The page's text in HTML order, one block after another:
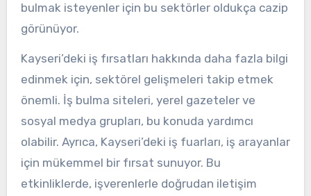
bulmak isteyenler için bu sektörler oldukça cazip
görünüyor.
Kayseri’deki iş fırsatları hakkında daha fazla bilgi
edinmek için, sektörel gelişmeleri takip etmek
önemli. İş bulma siteleri, yerel gazeteler ve
sosyal medya grupları, bu konuda yardımcı
olabilir. Ayrıca, Kayseri’deki iş fuarları, iş arayanlar
için mükemmel bir fırsat sunuyor. Bu
etkinliklerde, işverenlerle doğrudan iletişim